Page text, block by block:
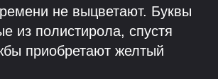
не выцветают. Буквы
из полистирола, спустя
приобретают желтый